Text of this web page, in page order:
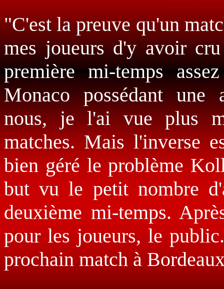
"C'est la preuve qu'un
mes joueurs d'y avoir
première mi-temps
Monaco possédant une
nous, je l'ai vue plus
matches. Mais l'inverse
bien géré le problème
but vu le petit nombre
deuxième mi-temps.
pour les joueurs, le
prochain match à